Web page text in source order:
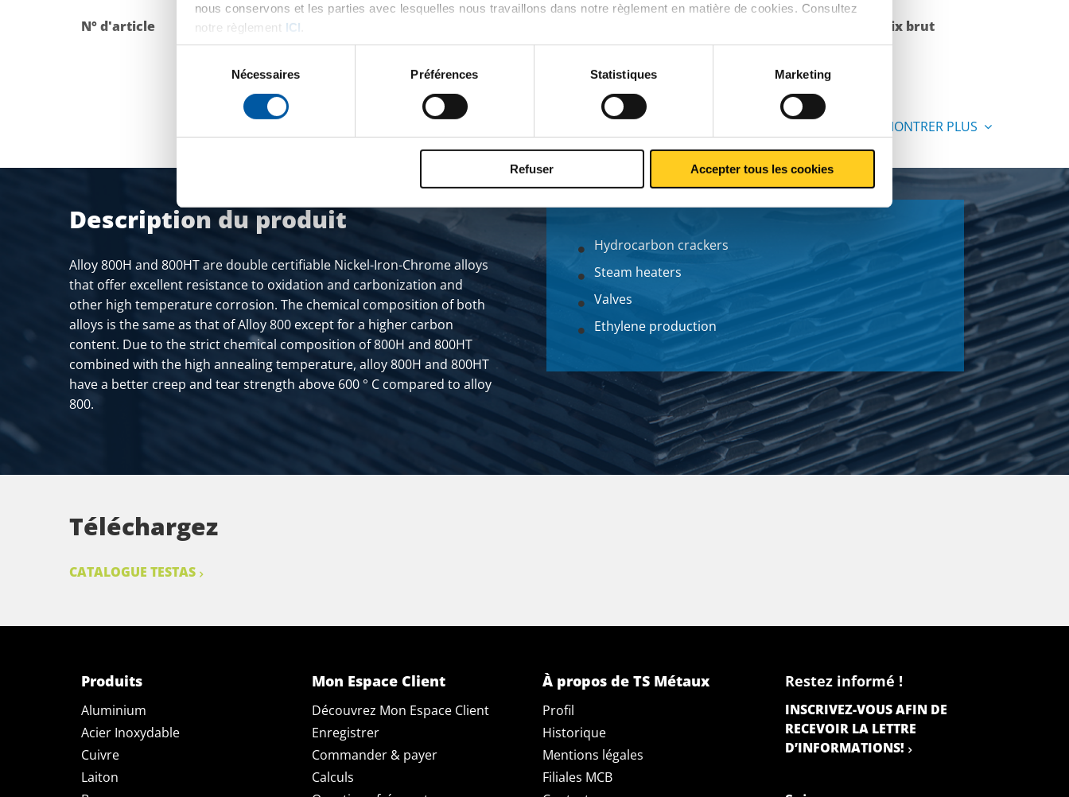
nous conservons et les parties avec lesquelles nous travaillons dans notre règlement en matière de cookies. Consultez
notre règlement ICI
consentement
Nécessaires Préférences Statistiques Marketing
Refuser Accepter tous les cookies
N° d'article Description Prix brut
MONTRER PLUS
Description du produit
Alloy 800H and 800HT are double certifiable Nickel-Iron-Chrome alloys
that offer excellent resistance to oxidation and carbonization and
other high temperature corrosion. The chemical composition of both
alloys is the same as that of Alloy 800 except for a higher carbon
content. Due to the strict chemical composition of 800H and 800HT
combined with the high annealing temperature, alloy 800H and 800HT
have a better creep and tear strength above 600 ° C compared to alloy
800.
Hydrocarbon crackers
Steam heaters
Valves
Ethylene production
Téléchargez
CATALOGUE TESTAS
Produits
Aluminium
Acier Inoxydable
Cuivre
Laiton
Mon Espace Client
Découvrez Mon Espace Client
Enregistrer
Commander & payer
Calculs
À propos de TS Métaux
Profil
Historique
Mentions légales
Filiales MCB
Restez informé !
INSCRIVEZ-VOUS AFIN DE
RECEVOIR LA LETTRE
D’INFORMATIONS!